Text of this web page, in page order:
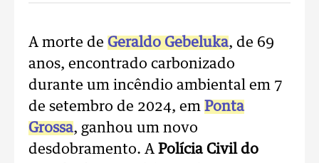
A morte de Geraldo Gebeluka, de 69
anos, encontrado carbonizado
durante um incêndio ambiental em 7
de setembro de 2024, em Ponta
Grossa, ganhou um novo
desdobramento. A Polícia Civil do